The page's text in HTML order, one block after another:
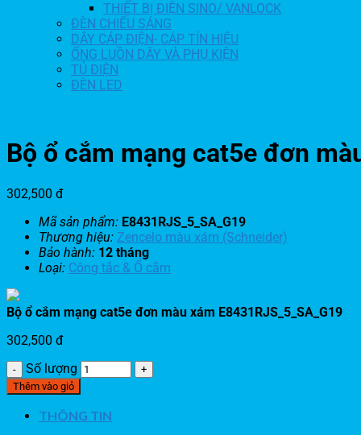
THIẾT BỊ ĐIỆN SINO/ VANLOCK
ĐÈN CHIẾU SÁNG
DÂY CÁP ĐIỆN- CÁP TÍN HIỆU
ỐNG LUỒN DÂY VÀ PHỤ KIỆN
TỦ ĐIỆN
ĐÈN LED
Bộ ổ cắm mạng cat5e đơn
302,500 đ
Mã sản phẩm: E8431RJS_5_SA_G19
Thương hiệu: Zencelo màu xám (Schneider)
Bảo hành: 12 tháng
Loại: Công tắc & Ổ cắm
Bộ ổ cắm mạng cat5e đơn màu xám E8431RJS_5_SA_G19
302,500 đ
Số lượng
Thêm vào giỏ
THÔNG TIN